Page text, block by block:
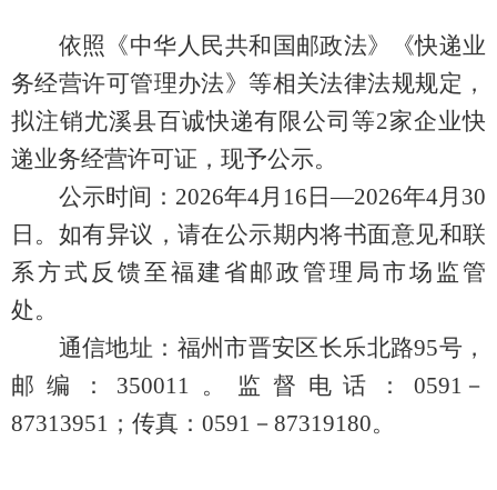
依照《中华人民共和国邮政法》《快递业
务经营许可管理办法》等相关法律法规规定，
拟注销尤溪县百诚快递有限公司等2家企业快
递业务经营许可证，现予公示。
公示时间： 2026年4月 16 日—2026年4月 30
日。如有异议，请在公示期内将书面意见和联
系方式反馈至福建省邮政管理局市场监管
处。
通信地址：福州市晋安区长乐北路95号，
邮编：350011。监督电话：0591－
87313951；传真：0591－87319180。